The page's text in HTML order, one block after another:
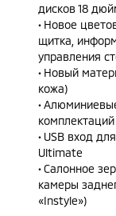
дисков 18
• Новое
щитка,
управления
• Новый
кожа)
•
• USB вход
Ultimate
• Салонное
камеры
«Instyle»)